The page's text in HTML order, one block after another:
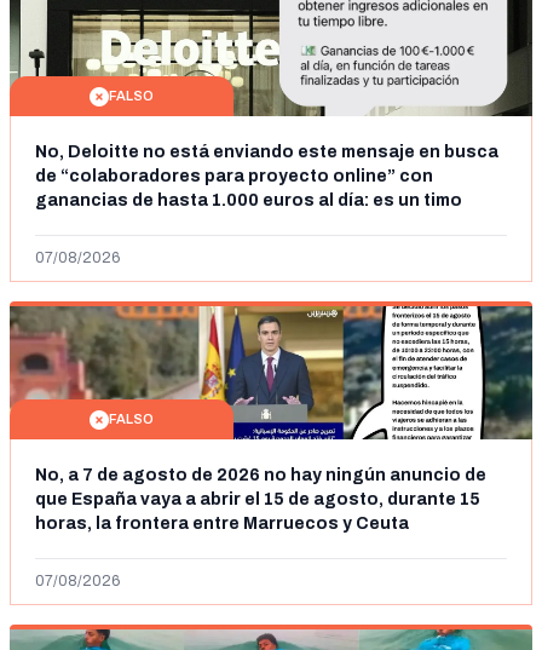
FALSO
No, Deloitte no está enviando este mensaje en busca
de “colaboradores para proyecto online” con
ganancias de hasta 1.000 euros al día: es un timo
07/08/2026
FALSO
No, a 7 de agosto de 2026 no hay ningún anuncio de
que España vaya a abrir el 15 de agosto, durante 15
horas, la frontera entre Marruecos y Ceuta
07/08/2026